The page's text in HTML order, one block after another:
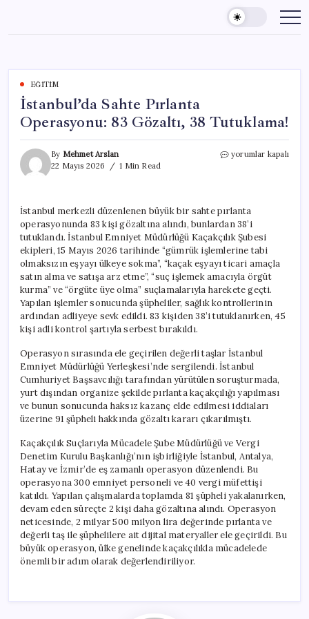
content
EĞITIM
İstanbul’da Sahte Pırlanta
Operasyonu: 83 Gözaltı, 38 Tutuklama!
By Mehmet Arslan
22 Mayıs 2026
1 Min Read
İstanbul’da
Gözaltı,
38
Tutuklama!
için
yorumlar kapalı
İstanbul merkezli düzenlenen büyük bir sahte pırlanta
operasyonunda 83 kişi gözaltına alındı, bunlardan 38’i
tutuklandı. İstanbul Emniyet Müdürlüğü Kaçakçılık Şubesi
ekipleri, 15 Mayıs 2026 tarihinde “gümrük işlemlerine tabi
olmaksızın eşyayı ülkeye sokma”, “kaçak eşyayı ticari amaçla
satın alma ve satışa arz etme”, “suç işlemek amacıyla örgüt
kurma” ve “örgüte üye olma” suçlamalarıyla harekete geçti.
Yapılan işlemler sonucunda şüpheliler, sağlık kontrollerinin
ardından adliyeye sevk edildi. 83 kişiden 38’i tutuklanırken, 45
kişi adli kontrol şartıyla serbest bırakıldı.
Operasyon sırasında ele geçirilen değerli taşlar İstanbul
Emniyet Müdürlüğü Yerleşkesi’nde sergilendi. İstanbul
Cumhuriyet Başsavcılığı tarafından yürütülen soruşturmada,
yurt dışından organize şekilde pırlanta kaçakçılığı yapılması
ve bunun sonucunda haksız kazanç elde edilmesi iddiaları
üzerine 91 şüpheli hakkında gözaltı kararı çıkarılmıştı.
Kaçakçılık Suçlarıyla Mücadele Şube Müdürlüğü ve Vergi
Denetim Kurulu Başkanlığı’nın işbirliğiyle İstanbul, Antalya,
Hatay ve İzmir’de eş zamanlı operasyon düzenlendi. Bu
operasyona 300 emniyet personeli ve 40 vergi müfettişi
katıldı. Yapılan çalışmalarda toplamda 81 şüpheli yakalanırken,
devam eden süreçte 2 kişi daha gözaltına alındı. Operasyon
neticesinde, 2 milyar 500 milyon lira değerinde pırlanta ve
değerli taş ile şüphelilere ait dijital materyaller ele geçirildi. Bu
büyük operasyon, ülke genelinde kaçakçılıkla mücadelede
önemli bir adım olarak değerlendiriliyor.